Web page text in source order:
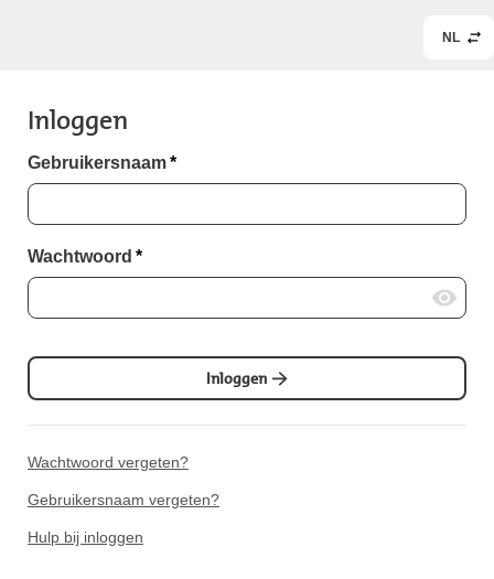
NL
Inloggen
Gebruikersnaam*
Wachtwoord *
Inloggen
Wachtwoord vergeten?
Gebruikersnaam vergeten?
Hulp bij inloggen